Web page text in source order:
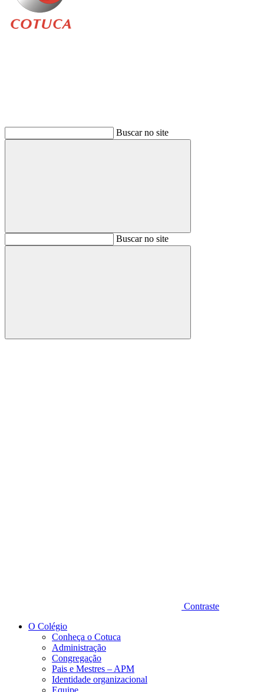
Buscar no site
BuscarBuscar no site
Buscar
Contraste
O Colégio
Conheça o Cotuca
Administração
Congregação
Pais e Mestres – APM
Identidade organizacional
Equipe